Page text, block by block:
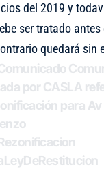
del 2019 y
ser tratado antes
quedará sin
por CASLA
para Av